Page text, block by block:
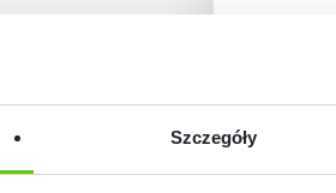
Szczegóły